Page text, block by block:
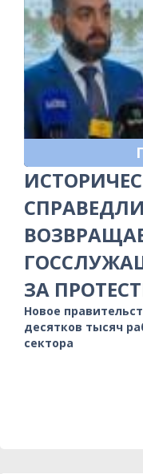
ЗА
Новое
десятков тысяч
сектора